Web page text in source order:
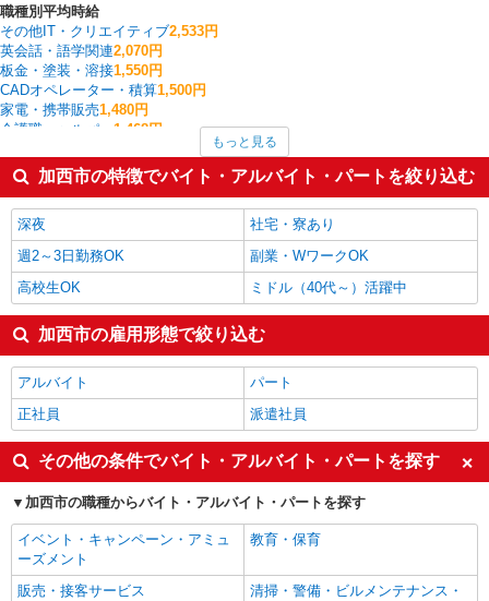
職種別平均時給
その他IT・クリエイティブ2,533円
英会話・語学関連2,070円
板金・塗装・溶接1,550円
CADオペレーター・積算1,500円
家電・携帯販売1,480円
介護職・ヘルパー 1,468円
建物管理・設備管理・マンション管理員1,450円
製造・組立・加工1,412円
一般・営業事務1,400円
加西市の他の職種の平均時給を見る
もっと見る
加西市の特徴でバイト・アルバイト・パートを絞り込む
深夜
社宅・寮あり
週2～3日勤務OK
副業・WワークOK
高校生OK
ミドル（40代～）活躍中
加西市の雇用形態で絞り込む
アルバイト
パート
正社員
派遣社員
その他の条件でバイト・アルバイト・パートを探す
加西市の職種からバイト・アルバイト・パートを探す
イベント・キャンペーン・アミュ
ーズメント
教育・保育
販売・接客サービス
清掃・警備・ビルメンテナンス・